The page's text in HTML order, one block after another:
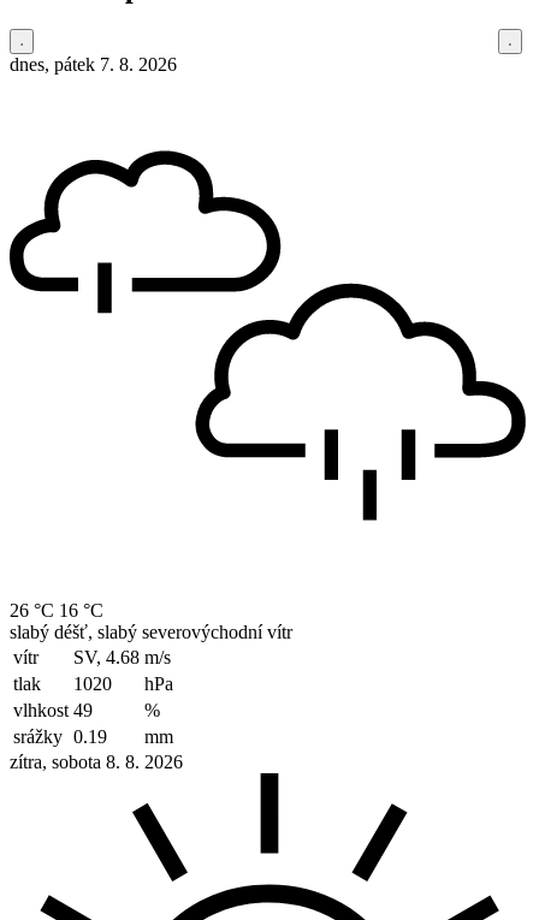
dnes, pátek 7. 8. 2026
26 °C 16 °C
slabý déšť, slabý severovýchodní vítr
vítr
SV, 4.68 m/s
tlak
1020
hPa
vlhkost 49
%
srážky 0.19
mm
zítra, sobota 8. 8. 2026